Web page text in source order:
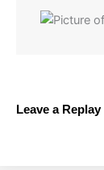
Leave a Replay